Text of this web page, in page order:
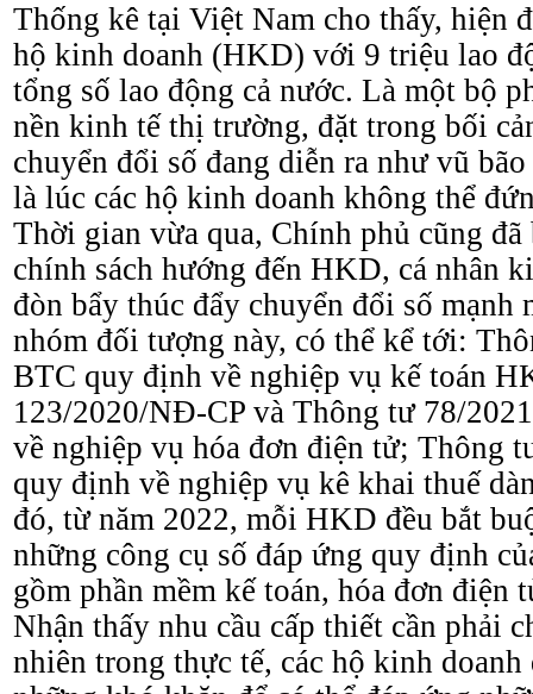
Thống kê tại Việt Nam cho thấy, hiện
hộ kinh doanh (HKD) với 9 triệu lao
tổng số lao động cả nước. Là một bộ
nền kinh tế thị trường, đặt trong bối
chuyển đổi số đang diễn ra như vũ
là lúc các hộ kinh doanh không thể
Thời gian vừa qua, Chính phủ cũng đã
chính sách hướng đến HKD, cá nhân
đòn bẩy thúc đẩy chuyển đổi số mạnh
nhóm đối tượng này, có thể kể tới:
BTC quy định về nghiệp vụ kế toán
123/2020/NĐ-CP và Thông tư 78/
về nghiệp vụ hóa đơn điện tử; Thông
quy định về nghiệp vụ kê khai thuế
đó, từ năm 2022, mỗi HKD đều bắt
những công cụ số đáp ứng quy định
gồm phần mềm kế toán, hóa đơn điện
Nhận thấy nhu cầu cấp thiết cần phải
nhiên trong thực tế, các hộ kinh